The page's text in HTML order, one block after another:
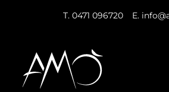
T. 0471 096720– E.